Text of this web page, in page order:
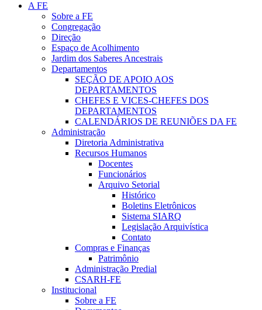
A FE
Sobre a FE
Congregação
Direção
Espaço de Acolhimento
Jardim dos Saberes Ancestrais
Departamentos
SEÇÃO DE APOIO AOS
DEPARTAMENTOS
CHEFES E VICES-CHEFES DOS
DEPARTAMENTOS
CALENDÁRIOS DE REUNIÕES DA FE
Administração
Diretoria Administrativa
Recursos Humanos
Docentes
Funcionários
Arquivo Setorial
Histórico
Boletins Eletrônicos
Sistema SIARQ
Legislação Arquivística
Contato
Compras e Finanças
Patrimônio
Administração Predial
CSARH-FE
Institucional
Sobre a FE